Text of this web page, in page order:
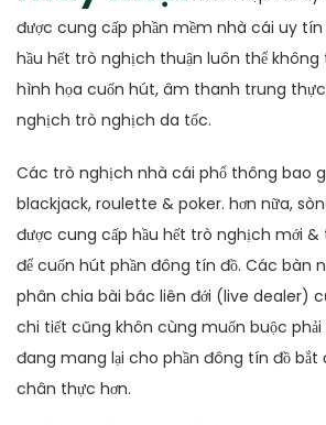
được cung cấp phần mềm nhà cái uy tín
hầu hết trò nghịch thuận luôn thể không
hình họa cuốn hút, âm thanh trung
nghịch trò nghịch da tốc.
Các trò nghịch nhà cái phổ thông bao
blackjack, roulette & poker. hơn nữa,
được cung cấp hầu hết trò nghịch mới
để cuốn hút phần đông tín đồ. Các bàn
phân chia bài bác liên đới (live dealer)
chi tiết cũng khôn cùng muốn buộc phải
đang mang lại cho phần đông tín đồ bắt
chân thực hơn.